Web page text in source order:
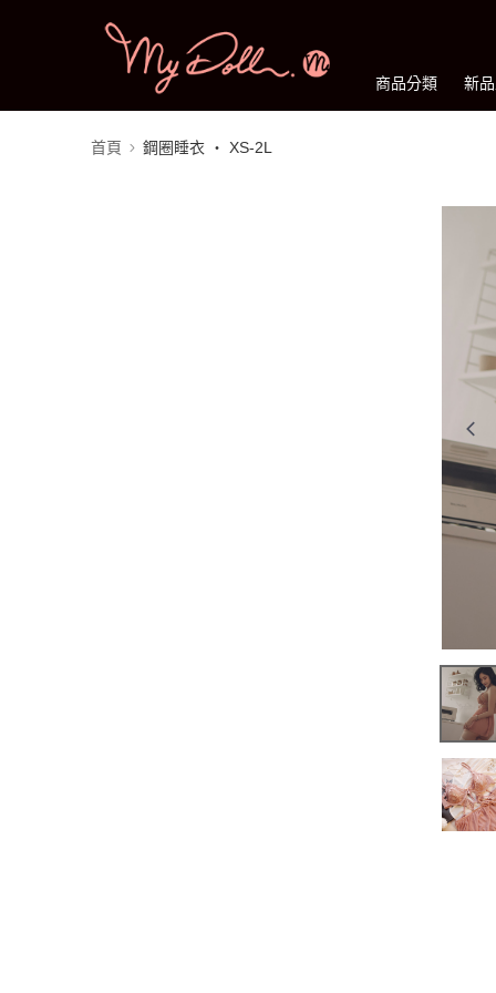
商品分類 新
首頁 鋼圈睡衣 ‧ XS-2L